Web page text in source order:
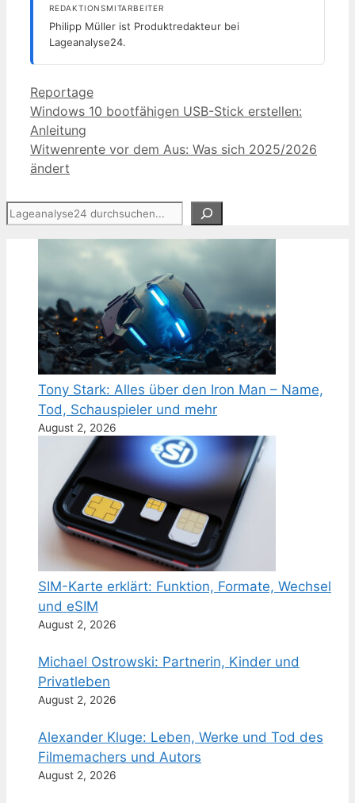
REDAKTIONSMITARBEITER
Philipp Müller ist Produktredakteur bei
Lageanalyse24.
Kategorien
Reportage
Windows 10 bootfähigen USB-Stick erstellen:
Anleitung
Witwenrente vor dem Aus: Was sich 2025/2026
ändert
Suchen
Tony Stark: Alles über den Iron Man – Name,
Tod, Schauspieler und mehr
August 2, 2026
SIM-Karte erklärt: Funktion, Formate, Wechsel
und eSIM
August 2, 2026
Michael Ostrowski: Partnerin, Kinder und
Privatleben
August 2, 2026
Alexander Kluge: Leben, Werke und Tod des
Filmemachers und Autors
August 2, 2026